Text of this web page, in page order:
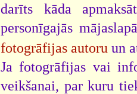
darīts kāda
personīgajās
fotogrāfijas autoru un
Ja fotogrāfijas vai
veikšanai, par kuru